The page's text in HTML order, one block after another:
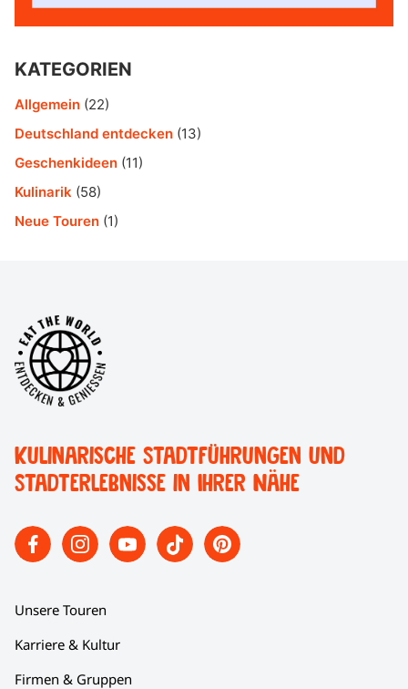
KATEGORIEN
Allgemein (22)
Deutschland entdecken (13)
Geschenkideen (11)
Kulinarik (58)
Neue Touren (1)
Kulinarische Stadtführungen und
Stadterlebnisse in Ihrer Nähe
Unsere Touren
Karriere & Kultur
Firmen & Gruppen